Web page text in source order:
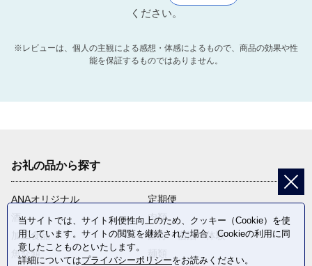
ください。
※レビューは、個人の主観による感想・体感によるもので、商品の効果や性
能を保証するものではありません。
お礼の品から探す
ANAオリジナル
定期便
酒
肉類
加工食品
旅行・宿泊・体験
魚介類
当サイトでは、サイト利便性向上のため、クッキー（Cookie）を使
用しています。サイトの閲覧を継続された場合、Cookieの利用に同
意したことものといたします。
詳細についてはプライバシーポリシーをお読みください。